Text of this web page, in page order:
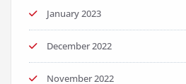
January 2023
December 2022
November 2022